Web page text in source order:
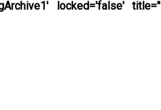
locked='false' title=''